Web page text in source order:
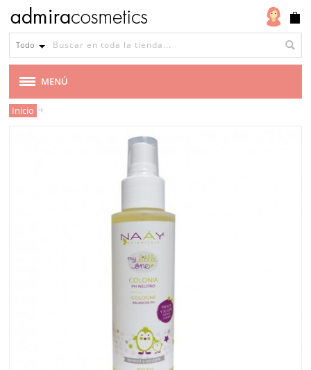
Todo
MENÚ
MARCAS
Inicio